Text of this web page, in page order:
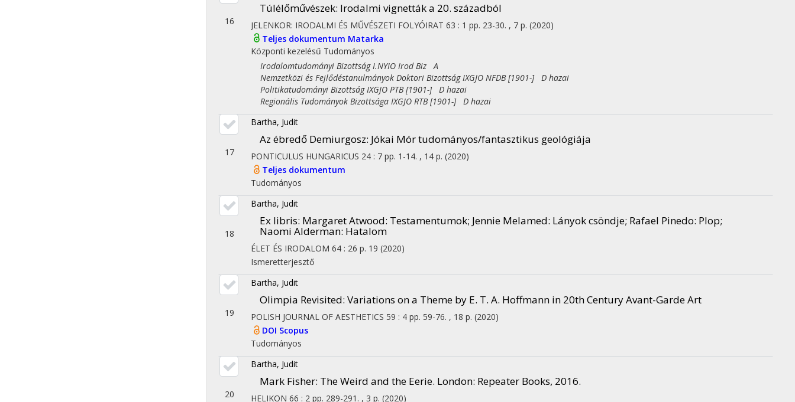
16
Túlélőművészek: Irodalmi vignetták a 20. századból
JELENKOR: IRODALMI ÉS MŰVÉSZETI FOLYÓIRAT 63 : 1 pp. 23-30. , 7 p. (2020)
Teljes dokumentum Matarka
Központi kezelésű Tudományos
Irodalomtudományi Bizottság I.NYIO Irod Biz A
Nemzetközi és Fejlődéstanulmányok Doktori Bizottság IXGJO NFDB [1901-] D hazai
Politikatudományi Bizottság IXGJO PTB [1901-] D hazai
Regionális Tudományok Bizottsága IXGJO RTB [1901-] D hazai
17
Bartha, Judit
Az ébredő Demiurgosz: Jókai Mór tudományos/fantasztikus geológiája
PONTICULUS HUNGARICUS 24 : 7 pp. 1-14. , 14 p. (2020)
Teljes dokumentum
Tudományos
18
Bartha, Judit
Ex libris: Margaret Atwood: Testamentumok; Jennie Melamed: Lányok csöndje; Rafael Pinedo: Plop;
Naomi Alderman: Hatalom
ÉLET ÉS IRODALOM 64 : 26 p. 19 (2020)
Ismeretterjesztő
19
Bartha, Judit
Olimpia Revisited: Variations on a Theme by E. T. A. Hoffmann in 20th Century Avant-Garde Art
POLISH JOURNAL OF AESTHETICS 59 : 4 pp. 59-76. , 18 p. (2020)
DOI Scopus
Tudományos
20
Bartha, Judit
Mark Fisher: The Weird and the Eerie. London: Repeater Books, 2016.
HELIKON 66 : 2 pp. 289-291. , 3 p. (2020)